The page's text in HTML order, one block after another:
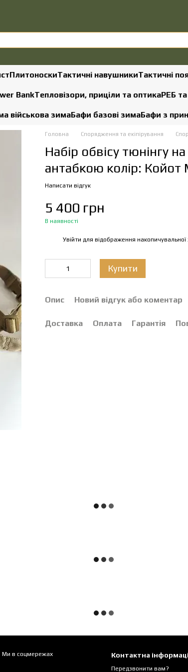
ПлитоноскиТактичні навушникиТактичні
BankТепловізори, приціли та оптикаРЕБ
військова зимаБафи базові зимаБафи з
Головна Спорядження та екіпірування
Набір обвісу тюнінгу
антабкою колір:
Написати відгук
5 400 грн
В наявності
Увійти для відображення накопичувальної
Купити
Опис Новий відгук або коментар
Доставка Оплата Гарантія
Ми в соцмережах Контактна
Передзвонити вам?